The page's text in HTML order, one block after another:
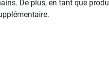
De plus, en tant que